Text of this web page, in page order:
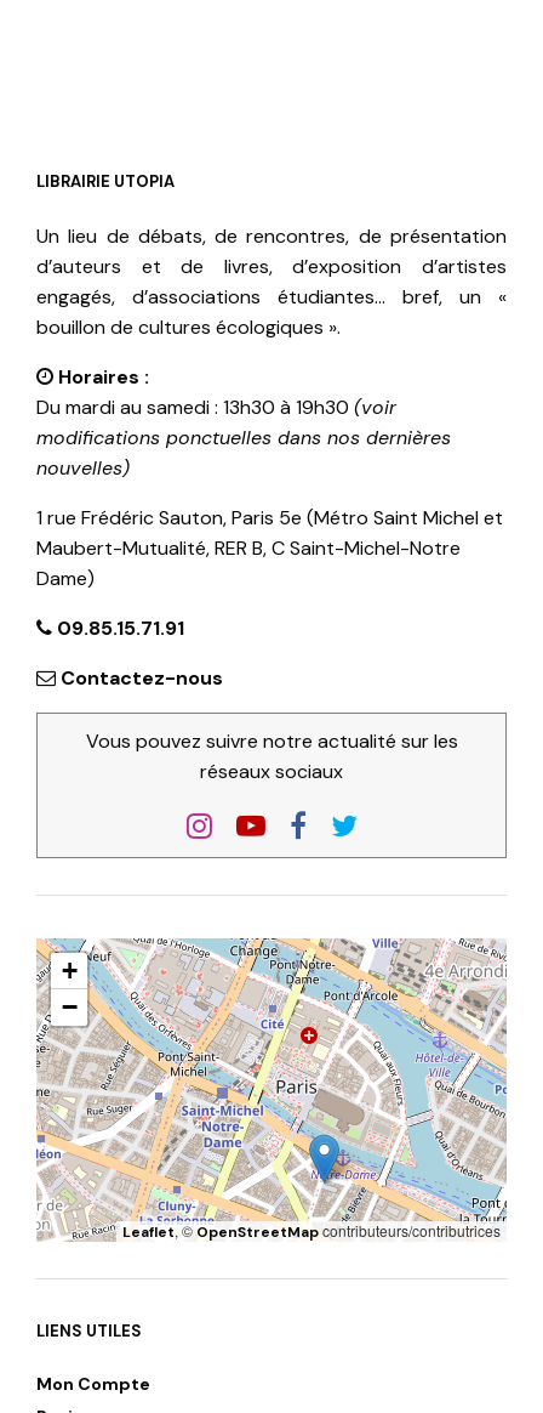
LIBRAIRIE UTOPIA
Un lieu de débats, de rencontres, de présentation
d’auteurs et de livres, d’exposition d’artistes
engagés, d’associations étudiantes… bref, un «
bouillon de cultures écologiques ».
Horaires :
Du mardi au samedi : 13h30 à 19h30 (voir
modifications ponctuelles dans nos dernières
nouvelles)
1 rue Frédéric Sauton, Paris 5e (Métro Saint Michel et
Maubert-Mutualité, RER B, C Saint-Michel-Notre
Dame)
09.85.15.71.91
Contactez-nous
Vous pouvez suivre notre actualité sur les
réseaux sociaux
+
−
Leaflet, ©OpenStreetMapcontributeurs/contributrices
LIENS UTILES
Mon Compte